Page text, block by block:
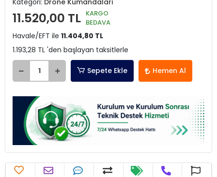
Kategori: Drone Kumandaları
11.520,00 TL KARGO
BEDAVA
Havale/EFT ile 11.404,80 TL
1.193,28 TL 'den başlayan taksitlerle
Sepete Ekle Hemen Al